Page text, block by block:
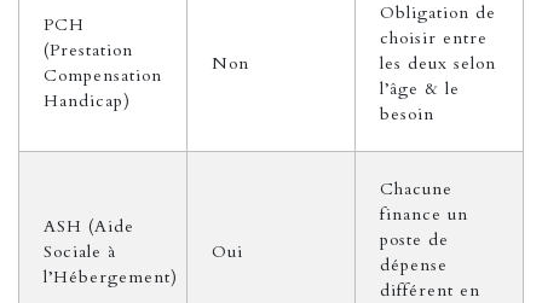
PCH
(Prestation
Compensation
Handicap)
Non
Obligation de
choisir entre
les deux selon
l’âge & le
besoin
ASH (Aide
Sociale à
l’Hébergement)
Oui
Chacune
finance un
poste de
dépense
différent en